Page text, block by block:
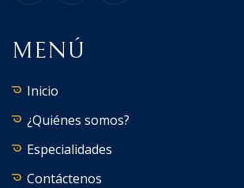
MENÚ
Inicio
¿Quiénes somos?
Especialidades
Contáctenos